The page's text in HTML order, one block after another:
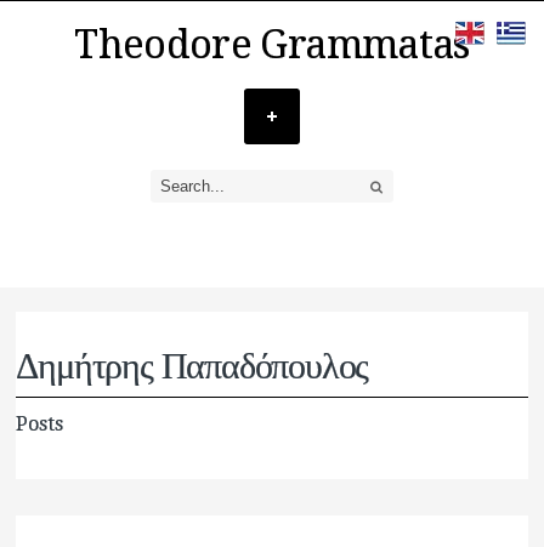
Theodore Grammatas
Δημήτρης Παπαδόπουλος
Posts